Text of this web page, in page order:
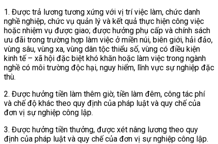
1. Được trả lương tương xứng với vị trí việc làm, chức danh
nghề nghiệp, chức vụ quản lý và kết quả thực hiện công việc
hoặc nhiệm vụ được giao; được hưởng phụ cấp và chính sách
ưu đãi trong trường hợp làm việc ở miền núi, biên giới, hải đảo,
vùng sâu, vùng xa, vùng dân tộc thiểu số, vùng có điều kiện
kinh tế – xã hội đặc biệt khó khăn hoặc làm việc trong ngành
nghề có môi trường độc hại, nguy hiểm, lĩnh vực sự nghiệp đặc
thù.
2. Được hưởng tiền làm thêm giờ, tiền làm đêm, công tác phí
và chế độ khác theo quy định của pháp luật và quy chế của
đơn vị sự nghiệp công lập.
3. Được hưởng tiền thưởng, được xét nâng lương theo quy
định của pháp luật và quy chế của đơn vị sự nghiệp công lập.